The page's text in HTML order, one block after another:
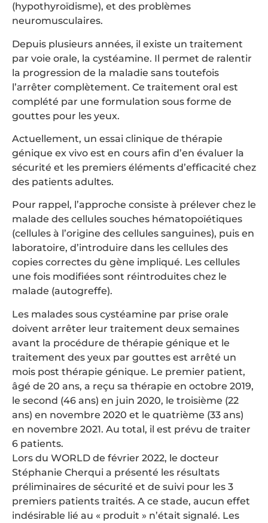
(hypothyroïdisme), et des problèmes
neuromusculaires.
Depuis plusieurs années, il existe un traitement
par voie orale, la cystéamine. Il permet de ralentir
la progression de la maladie sans toutefois
l’arrêter complètement. Ce traitement oral est
complété par une formulation sous forme de
gouttes pour les yeux.
Actuellement, un essai clinique de thérapie
génique ex vivo est en cours afin d’en évaluer la
sécurité et les premiers éléments d’efficacité chez
des patients adultes.
Pour rappel, l’approche consiste à prélever chez le
malade des cellules souches hématopoïétiques
(cellules à l’origine des cellules sanguines), puis en
laboratoire, d’introduire dans les cellules des
copies correctes du gène impliqué. Les cellules
une fois modifiées sont réintroduites chez le
malade (autogreffe).
Les malades sous cystéamine par prise orale
doivent arrêter leur traitement deux semaines
avant la procédure de thérapie génique et le
traitement des yeux par gouttes est arrêté un
mois post thérapie génique. Le premier patient,
âgé de 20 ans, a reçu sa thérapie en octobre 2019,
le second (46 ans) en juin 2020, le troisième (22
ans) en novembre 2020 et le quatrième (33 ans)
en novembre 2021. Au total, il est prévu de traiter
6 patients.
Lors du WORLD de février 2022, le docteur
Stéphanie Cherqui a présenté les résultats
préliminaires de sécurité et de suivi pour les 3
premiers patients traités. A ce stade, aucun effet
indésirable lié au « produit » n’était signalé. Les